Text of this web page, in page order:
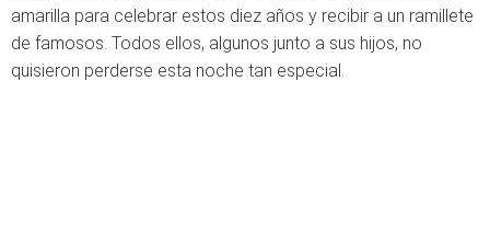
amarilla para celebrar estos diez años y recibir a un ramillete
de famosos. Todos ellos, algunos junto a sus hijos, no
quisieron perderse esta noche tan especial.